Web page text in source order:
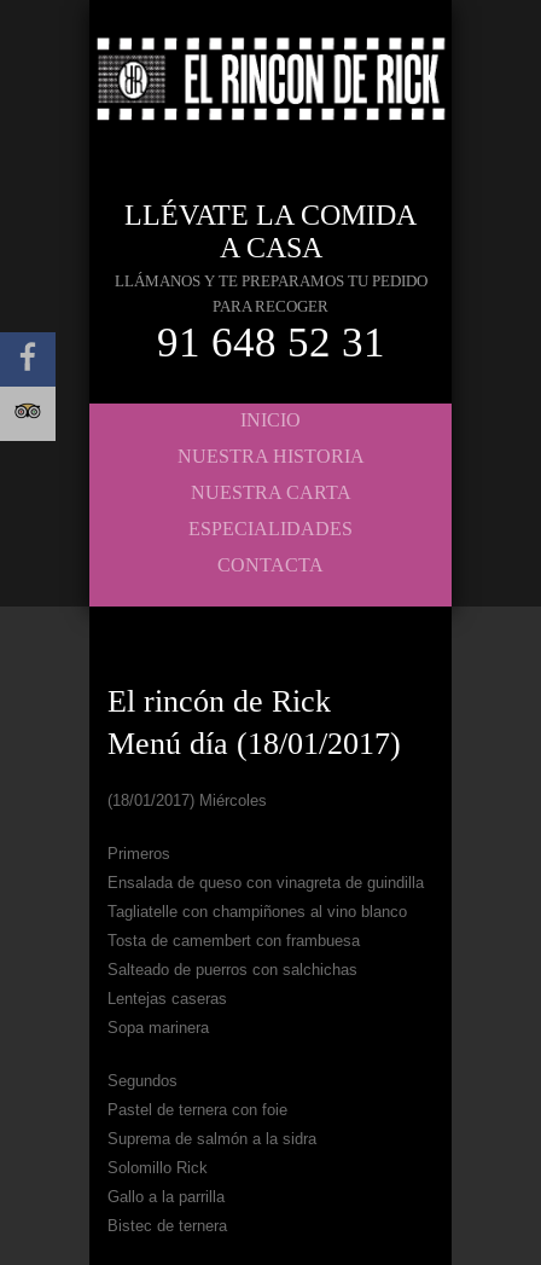
LLÉVATE LA COMIDA
A CASA
LLÁMANOS Y TE PREPARAMOS TU PEDIDO
PARA RECOGER
91 648 52 31
INICIO
NUESTRA HISTORIA
NUESTRA CARTA
ESPECIALIDADES
CONTACTA
El rincón de Rick
Menú día (18/01/2017)
(18/01/2017) Miércoles
Primeros
Ensalada de queso con vinagreta de guindilla
Tagliatelle con champiñones al vino blanco
Tosta de camembert con frambuesa
Salteado de puerros con salchichas
Lentejas caseras
Sopa marinera
Segundos
Pastel de ternera con foie
Suprema de salmón a la sidra
Solomillo Rick
Gallo a la parrilla
Bistec de ternera